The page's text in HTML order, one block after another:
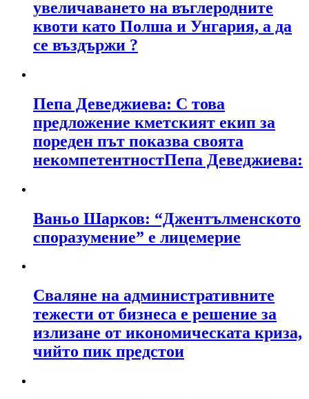
увеличаването на въглеродните
квоти като Полша и Унгария, а да
се въздържи ?
Пепа Деведжиева: С това
предложение кметският екип за
пореден път показва своята
некомпетентностПепа Деведжиева:
Ваньо Шарков: “Джентълменското
споразумение” е лицемерие
Сваляне на административните
тежести от бизнеса е решение за
излизане от икономическата криза,
чийто пик предстои